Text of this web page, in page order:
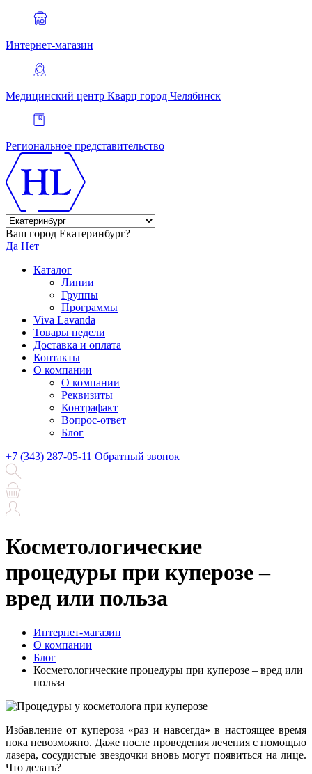
Интернет-магазин
Медицинский центр Кварц город Челябинск
Региональное представительство
Ваш город Екатеринбург?
Да Нет
Каталог
Линии
Группы
Программы
Viva Lavanda
Товары недели
Доставка и оплата
Контакты
О компании
О компании
Реквизиты
Контрафакт
Вопрос-ответ
Блог
+7 (343) 287-05-11 Обратный звонок
Косметологические
процедуры при куперозе –
вред или польза
Интернет-магазин
О компании
Блог
Косметологические процедуры при куперозе – вред или
польза
Избавление от купероза «раз и навсегда» в настоящее время
пока невозможно. Даже после проведения лечения с помощью
лазера, сосудистые звездочки вновь могут появиться на лице.
Что делать?